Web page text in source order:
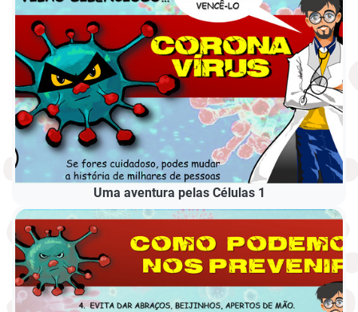
Uma aventura pelas Células 1